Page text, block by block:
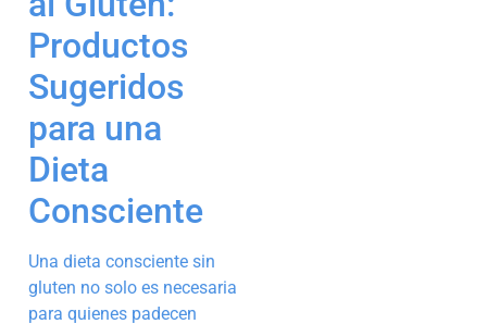
Productos
Sugeridos
para una
Dieta
Consciente
Una dieta consciente sin
gluten no solo es necesaria
para quienes padecen